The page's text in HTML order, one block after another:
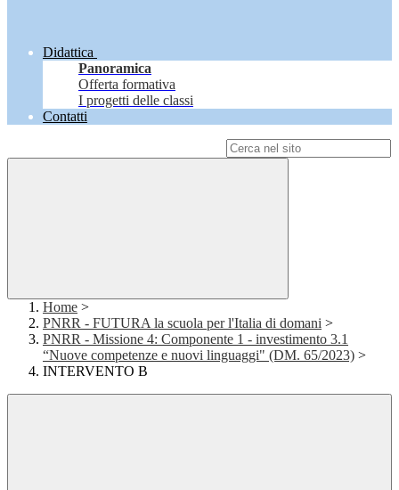
Didattica
Panoramica
Offerta formativa
I progetti delle classi
Contatti
Home >
PNRR - FUTURA la scuola per l'Italia di domani >
PNRR - Missione 4: Componente 1 - investimento 3.1
“Nuove competenze e nuovi linguaggi" (DM. 65/2023) >
INTERVENTO B